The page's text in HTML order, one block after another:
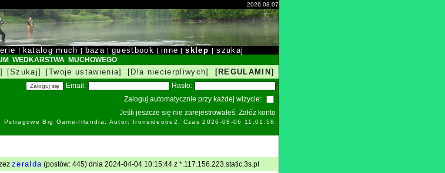
2026.08.07
| katalog much | baza | guestbook | inne |sklep |szukaj
WĘDKARSTWA MUCHOWEGO
[Szukaj] [Twoje ustawienia] [Dla niecierpliwych] [REGULAMIN]
Email:
Hasło:
Zaloguj automatycznie przy każdej wizycie:
Jeśli jeszcze się nie zarejestrowałeś: Załóż konto
Pstragowe Big Game-Irlandia. Autor: Ironsideоoe2. Czas 2026-08-06 11:01:58.
zeralda (postów: 445) dnia 2024-04-04 10:15:44 z *.117.156.223.static.3s.pl